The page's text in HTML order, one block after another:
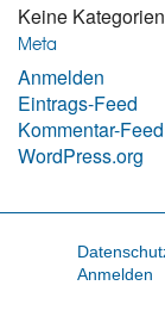
Keine Kategorien
Meta
Anmelden
Eintrags-Feed
Kommentar-Feed
WordPress.org
Anmelden